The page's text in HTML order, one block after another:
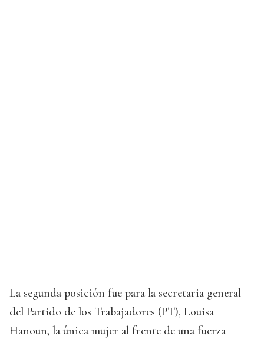
La segunda posición fue para la secretaria general
del Partido de los Trabajadores (PT), Louisa
Hanoun, la única mujer al frente de una fuerza